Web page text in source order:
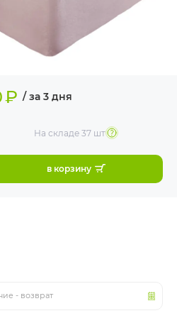
- возврат
₽ / за 3 дня
На складе37 шт
в корзину